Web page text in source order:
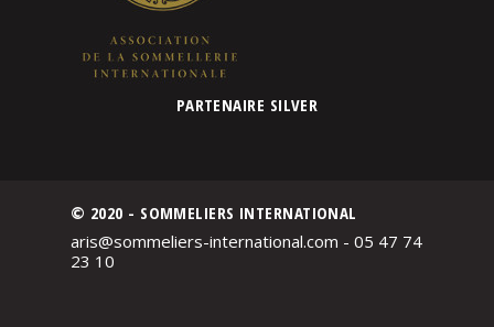
PARTENAIRE SILVER
© 2020 - SOMMELIERS INTERNATIONAL
aris@sommeliers-international.com - 05 47 74
23 10